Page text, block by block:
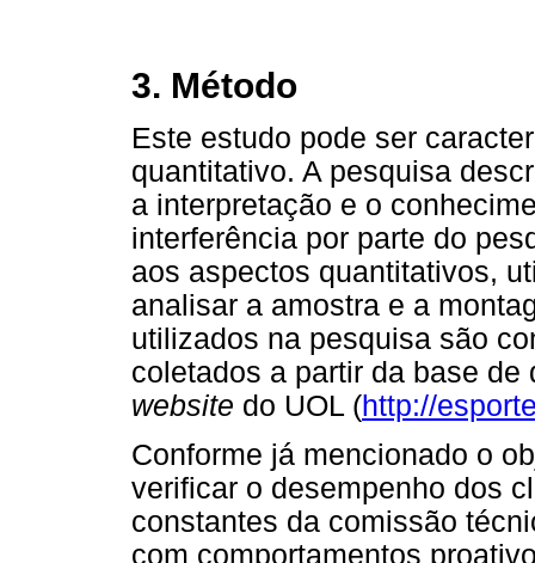
3. Método
Este estudo pode ser
quantitativo. A pesquisa
a interpretação e o
interferência por parte do
aos aspectos quantitativos,
analisar a amostra e a
utilizados na pesquisa são
coletados a partir da base
website do UOL (http://
Conforme já mencionado o
verificar o desempenho dos
constantes da comissão
com comportamentos